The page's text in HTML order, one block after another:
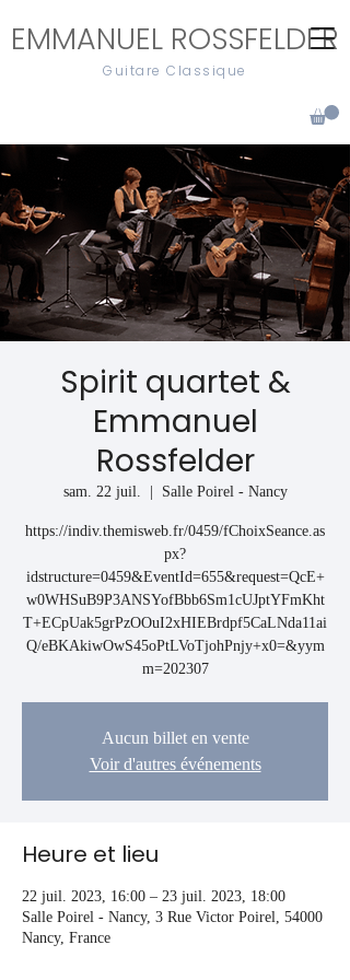
EMMANUEL ROSSFELDER
Guitare Classique
Spirit quartet &
Emmanuel
Rossfelder
sam. 22 juil. Salle Poirel - Nancy
https://indiv.themisweb.fr/0459/fChoixSeance.as
px?
idstructure=0459&EventId=655&request=QcE+
w0WHSuB9P3ANSYofBbb6Sm1cUJptYFmKht
T+ECpUak5grPzOOuI2xHIEBrdpf5CaLNda11ai
Q/eBKAkiwOwS45oPtLVoTjohPnjy+x0=&yym
m=202307
Aucun billet en vente
Voir d'autres événements
Heure et lieu
22 juil. 2023, 16:00 – 23 juil. 2023, 18:00
Salle Poirel - Nancy, 3 Rue Victor Poirel, 54000
Nancy, France